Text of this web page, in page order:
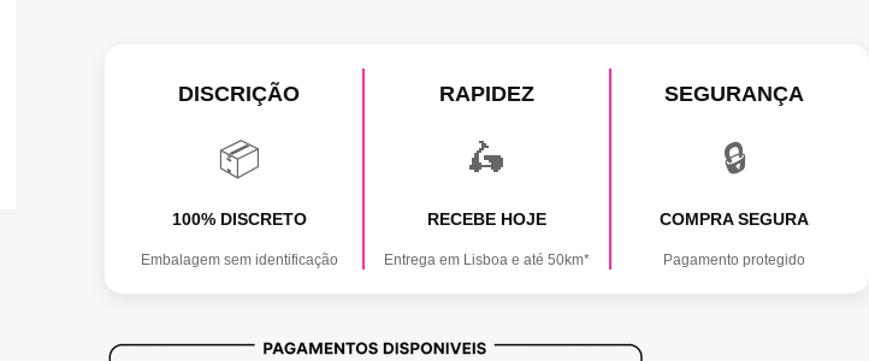
DISCRIÇÃO
📦
100% DISCRETO
Embalagem sem identificação
RAPIDEZ
🛵
RECEBE HOJE
Entrega em Lisboa e até 50km*
SEGURANÇA
🔒
COMPRA SEGURA
Pagamento protegido